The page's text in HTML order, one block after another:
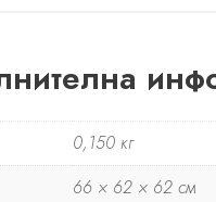
0,150 кг
66 × 62 × 62 см